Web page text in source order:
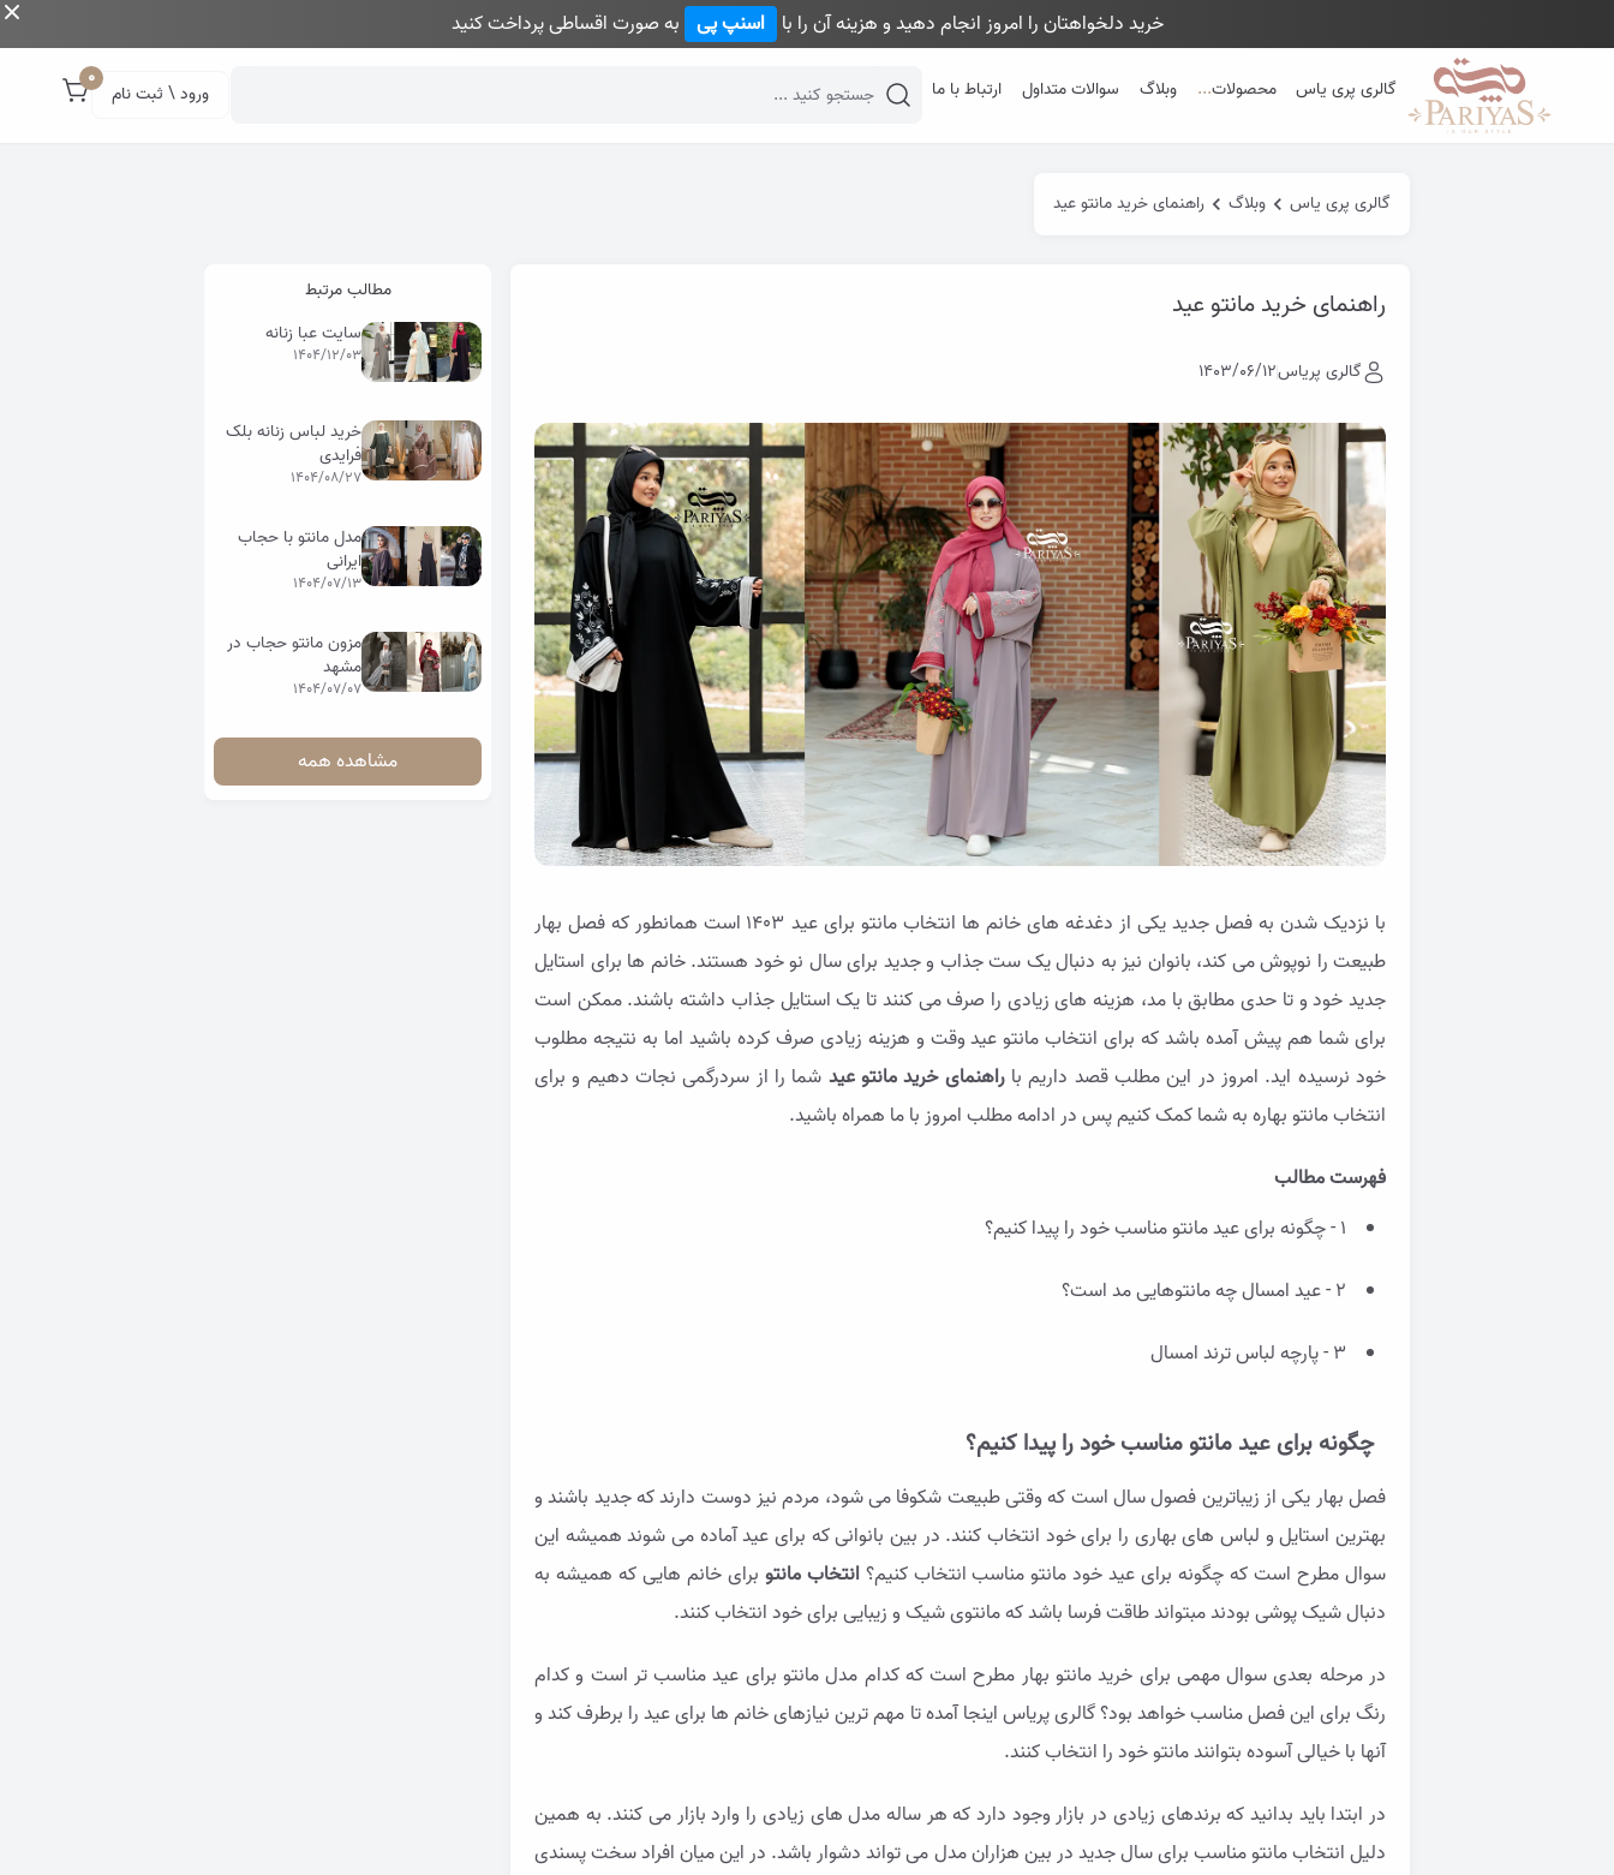
خرید دلخواهتان را امروز انجام دهید و هزینه آن را با اسنپ پی به صورت اقساطی پرداخت کنید
گالری پری یاس محصولات... وبلاگ سوالات متداول ارتباط با ما
desktop header search ورود \ ثبت نام
0
گالری پری یاس وبلاگ راهنمای خرید مانتو عید
راهنمای خرید مانتو عید
گالری پریاس1403/06/12
با نزدیک شدن به فصل جدید یکی از دغدغه های خانم ها انتخاب مانتو برای عید ۱۴۰۳ است همانطور که فصل بهار
طبیعت را نوپوش می کند، بانوان نیز به دنبال یک ست جذاب و جدید برای سال نو خود هستند. خانم ها برای استایل
جدید خود و تا حدی مطابق با مد، هزینه های زیادی را صرف می کنند تا یک استایل جذاب داشته باشند. ممکن است
برای شما هم پیش آمده باشد که برای انتخاب مانتو عید وقت و هزینه زیادی صرف کرده باشید اما به نتیجه مطلوب
خود نرسیده اید. امروز در این مطلب قصد داریم باراهنمای خرید مانتو عید شما را از سردرگمی نجات دهیم و برای
انتخاب مانتو بهاره به شما کمک کنیم پس در ادامه مطلب امروز با ما همراه باشید.
فهرست مطالب
1 - چگونه برای عید مانتو مناسب خود را پیدا کنیم؟
2 - عید امسال چه مانتوهایی مد است؟
3 - پارچه لباس ترند امسال
چگونه برای عید مانتو مناسب خود را پیدا کنیم؟
فصل بهار یکی از زیباترین فصول سال است که وقتی طبیعت شکوفا می شود، مردم نیز دوست دارند که جدید باشند و
بهترین استایل و لباس های بهاری را برای خود انتخاب کنند. در بین بانوانی که برای عید آماده می شوند همیشه این
سوال مطرح است که چگونه برای عید خود مانتو مناسب انتخاب کنیم؟انتخاب مانتو برای خانم هایی که همیشه به
دنبال شیک پوشی بودند مبتواند طاقت فرسا باشد که مانتوی شیک و زیبایی برای خود انتخاب کنند.
در مرحله بعدی سوال مهمی برای خرید مانتو بهار مطرح است که کدام مدل مانتو برای عید مناسب تر است و کدام
رنگ برای این فصل مناسب خواهد بود؟ گالری پریاس اینجا آمده تا مهم ترین نیازهای خانم ها برای عید را برطرف کند و
آنها با خیالی آسوده بتوانند مانتو خود را انتخاب کنند.
در ابتدا باید بدانید که برندهای زیادی در بازار وجود دارد که هر ساله مدل های زیادی را وارد بازار می کنند. به همین
دلیل انتخاب مانتو مناسب برای سال جدید در بین هزاران مدل می تواند دشوار باشد. در این میان افراد سخت پسندی
مطالب مرتبط
سایت عبا زنانه
1404/12/03
خرید لباس زنانه بلک
فرایدی
1404/08/27
مدل مانتو با حجاب
ایرانی
1404/07/13
مزون مانتو حجاب در
مشهد
1404/07/07
مشاهده همه